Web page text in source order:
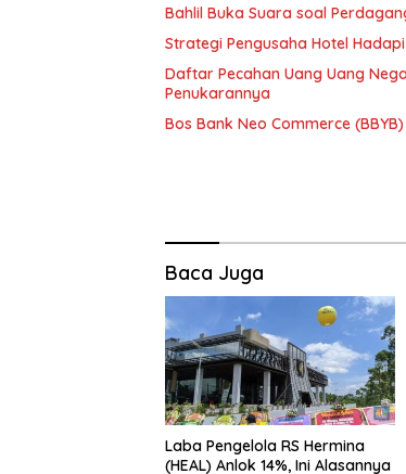
Bahlil Buka Suara soal
Strategi Pengusaha Hotel
Daftar Pecahan Uang Uang
Penukarannya
Bos Bank Neo Commerce
Baca Juga
Laba Pengelola RS Hermina
(HEAL) Anlok 14%, Ini Alasannya